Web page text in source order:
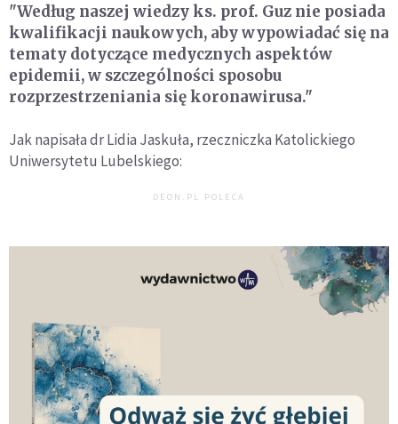
"Według naszej wiedzy ks. prof. Guz nie posiada
kwalifikacji naukowych, aby wypowiadać się na
tematy dotyczące medycznych aspektów
epidemii, w szczególności sposobu
rozprzestrzeniania się koronawirusa."
Jak napisała dr Lidia Jaskuła, rzeczniczka Katolickiego
Uniwersytetu Lubelskiego:
DEON.PL POLECA